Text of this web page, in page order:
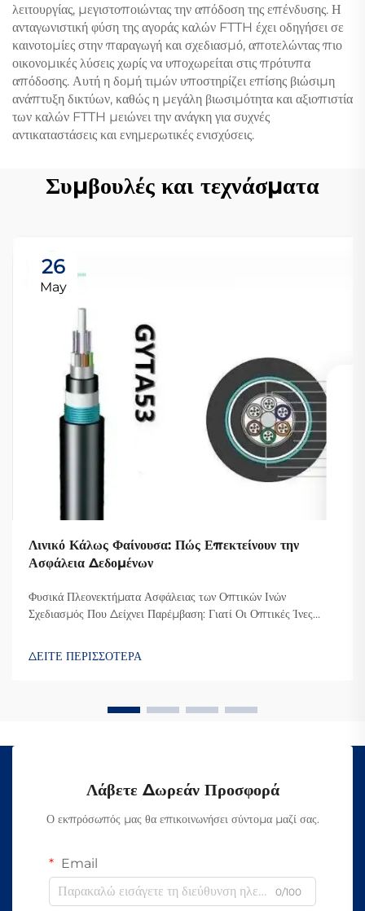
λειτουργίας, μεγιστοποιώντας την απόδοση της επένδυσης. Η
ανταγωνιστική φύση της αγοράς καλών FTTH έχει οδηγήσει σε
καινοτομίες στην παραγωγή και σχεδιασμό, αποτελώντας πιο
οικονομικές λύσεις χωρίς να υποχωρείται στις πρότυπα
απόδοσης. Αυτή η δομή τιμών υποστηρίζει επίσης βιώσιμη
ανάπτυξη δικτύων, καθώς η μεγάλη βιωσιμότητα και αξιοπιστία
των καλών FTTH μειώνει την ανάγκη για συχνές
αντικαταστάσεις και ενημερωτικές ενισχύσεις.
Συμβουλές και τεχνάσματα
26
May
Λινικό Κάλως Φαίνουσα: Πώς Επεκτείνουν την
Ασφάλεια Δεδομένων
Φυσικά Πλεονεκτήματα Ασφάλειας των Οπτικών Ινών
Σχεδιασμός Που Δείχνει Παρέμβαση: Γιατί Οι Οπτικές Ίνες
δεδομένα μέσω φωτός αντί για ηλεκτρικά σήματα όπως οι κ...
ΔΕΙΤΕ ΠΕΡΙΣΣΟΤΕΡΑ
Λάβετε Δωρεάν Προσφορά
Ο εκπρόσωπός μας θα επικοινωνήσει σύντομα μαζί σας.
Email
0/100